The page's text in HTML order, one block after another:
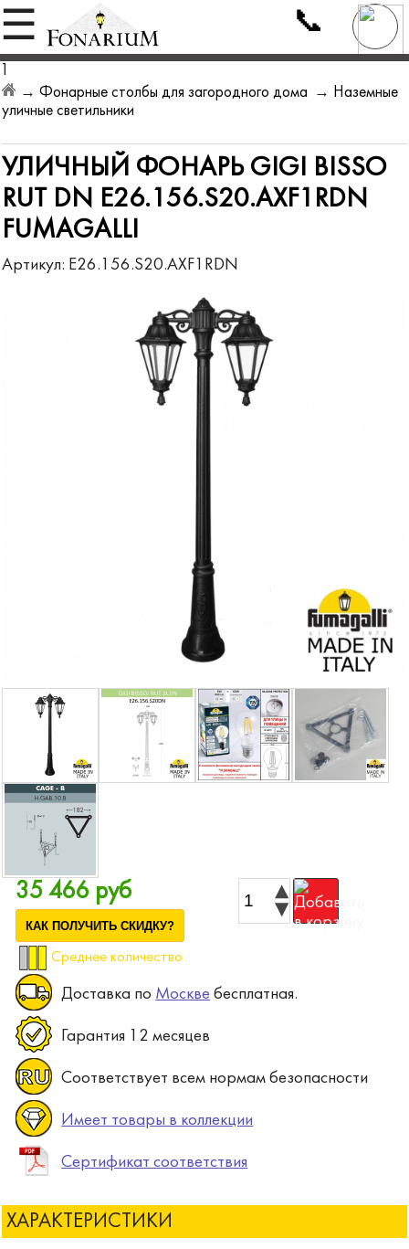
☰ 📞
1
→Фонарные столбы для загородного дома → Наземные
уличные светильники
УЛИЧНЫЙ ФОНАРЬ GIGI BISSO
RUT DN E26.156.S20.AXF1RDN
FUMAGALLI
Артикул: E26.156.S20.AXF1RDN
35 466 руб
КАК ПОЛУЧИТЬ СКИДКУ?
Среднее количество
Доставка по Москве бесплатная.
Гарантия 12 месяцев
Соответствует всем нормам безопасности
Имеет товары в коллекции
Сертификат соответствия
ХАРАКТЕРИСТИКИ